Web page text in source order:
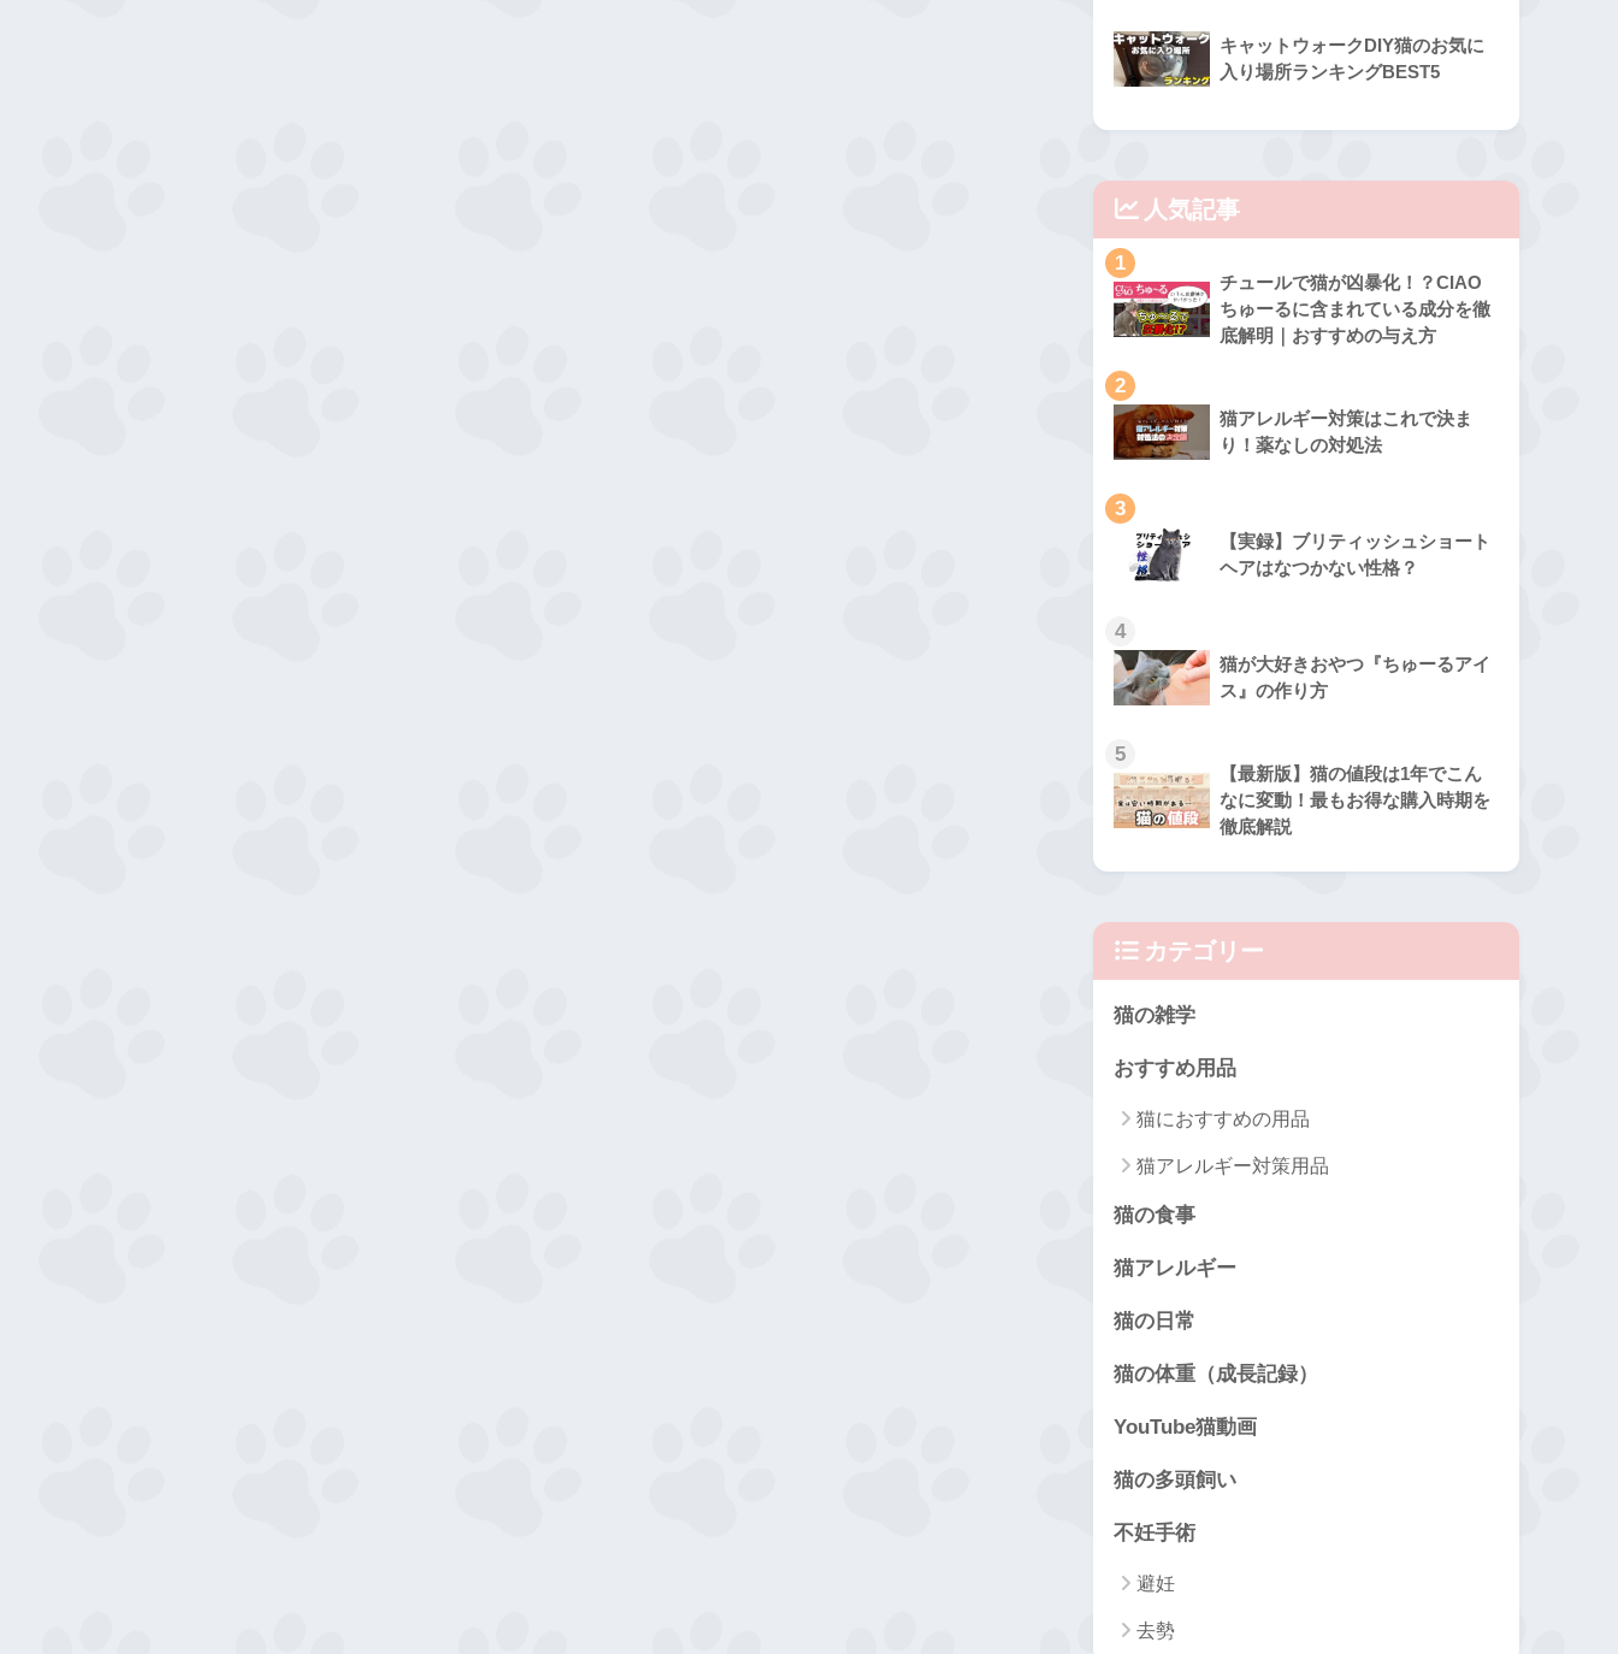
キャットウォークDIY猫のお気に
入り場所ランキングBEST5
人気記事
1
チュールで猫が凶暴化！？CIAO
ちゅーるに含まれている成分を徹
底解明｜おすすめの与え方
2
猫アレルギー対策はこれで決ま
り！薬なしの対処法
3
【実録】ブリティッシュショート
ヘアはなつかない性格？
4
猫が大好きおやつ『ちゅーるアイ
ス』の作り方
5
【最新版】猫の値段は1年でこん
なに変動！最もお得な購入時期を
徹底解説
カテゴリー
猫の雑学
おすすめ用品
猫におすすめの用品
猫アレルギー対策用品
猫の食事
猫アレルギー
猫の日常
猫の体重（成長記録）
YouTube猫動画
猫の多頭飼い
不妊手術
避妊
去勢